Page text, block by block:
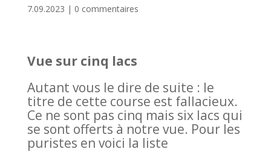
7.09.2023 | 0 commentaires
Vue sur cinq lacs
Autant vous le dire de suite : le
titre de cette course est fallacieux.
Ce ne sont pas cinq mais six lacs qui
se sont offerts à notre vue. Pour les
puristes en voici la liste